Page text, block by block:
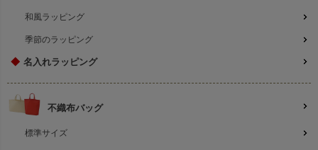
和風ラッピング
季節のラッピング
◆ 名入れラッピング
不織布バッグ
標準サイズ